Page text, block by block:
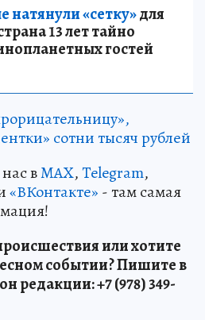
«сетку»для
13 лет тайно
гостей
сотни тысяч рублей
вMAX,Telegram,
«ВКонтакте» - там самая
или хотите
событии? Пишите в
редакции: +7 (978) 349-